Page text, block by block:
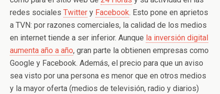
redes sociales Twitter y Facebook. Esto pone en aprietos
a TVN: por razones comerciales, la calidad de los medios
en internet tiende a ser inferior. Aunque la inversión digital
aumenta año a año, gran parte la obtienen empresas como
Google y Facebook. Además, el precio para que un aviso
sea visto por una persona es menor que en otros medios
y la mayor oferta (medios de televisión, radio y diarios)